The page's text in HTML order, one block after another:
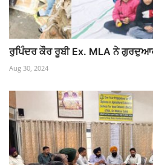
ਰੁਪਿੰਦਰ ਕੌਰ ਰੂਬੀ Ex. MLA ਨੇ
Aug 30, 2024